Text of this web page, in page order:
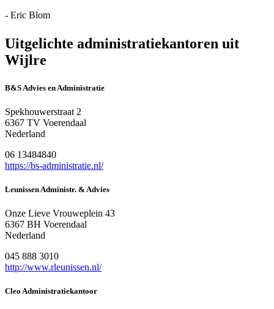
- Eric Blom
Uitgelichte administratiekantoren uit
Wijlre
B&S Advies en Administratie
Spekhouwerstraat 2
6367 TV Voerendaal
Nederland
06 13484840
https://bs-administratie.nl/
Leunissen Administr. & Advies
Onze Lieve Vrouweplein 43
6367 BH Voerendaal
Nederland
045 888 3010
http://www.rleunissen.nl/
Cleo Administratiekantoor